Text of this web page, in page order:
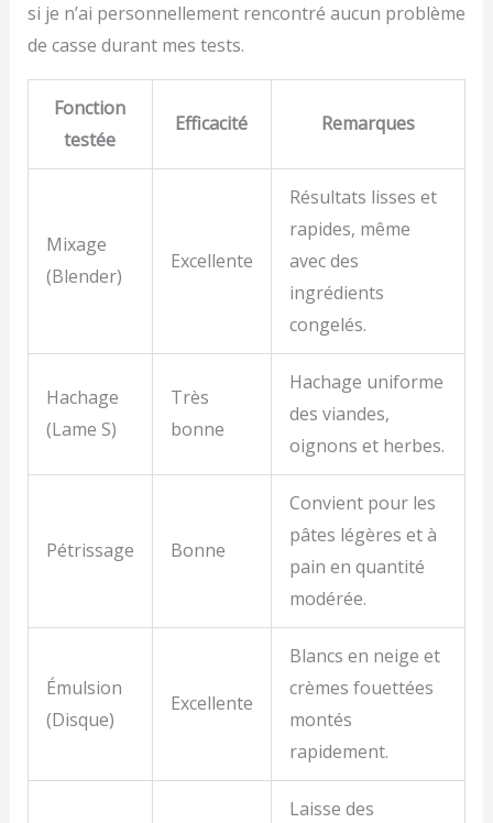
si je n’ai personnellement rencontré aucun problème
de casse durant mes tests.
Fonction
testée
Efficacité Remarques
Mixage
(Blender)
Excellente
Résultats lisses et
rapides, même
avec des
ingrédients
congelés.
Hachage
(Lame S)
Très
bonne
Hachage uniforme
des viandes,
oignons et herbes.
Pétrissage Bonne
Convient pour les
pâtes légères et à
pain en quantité
modérée.
Émulsion
(Disque)
Excellente
Blancs en neige et
crèmes fouettées
montés
rapidement.
Laisse des